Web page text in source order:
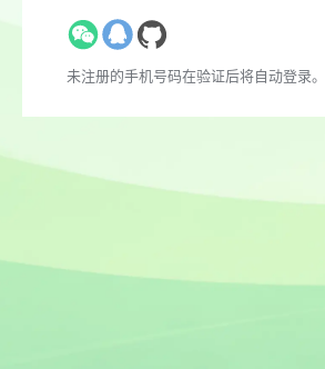
未注册的手机号码在验证后将自动登录。